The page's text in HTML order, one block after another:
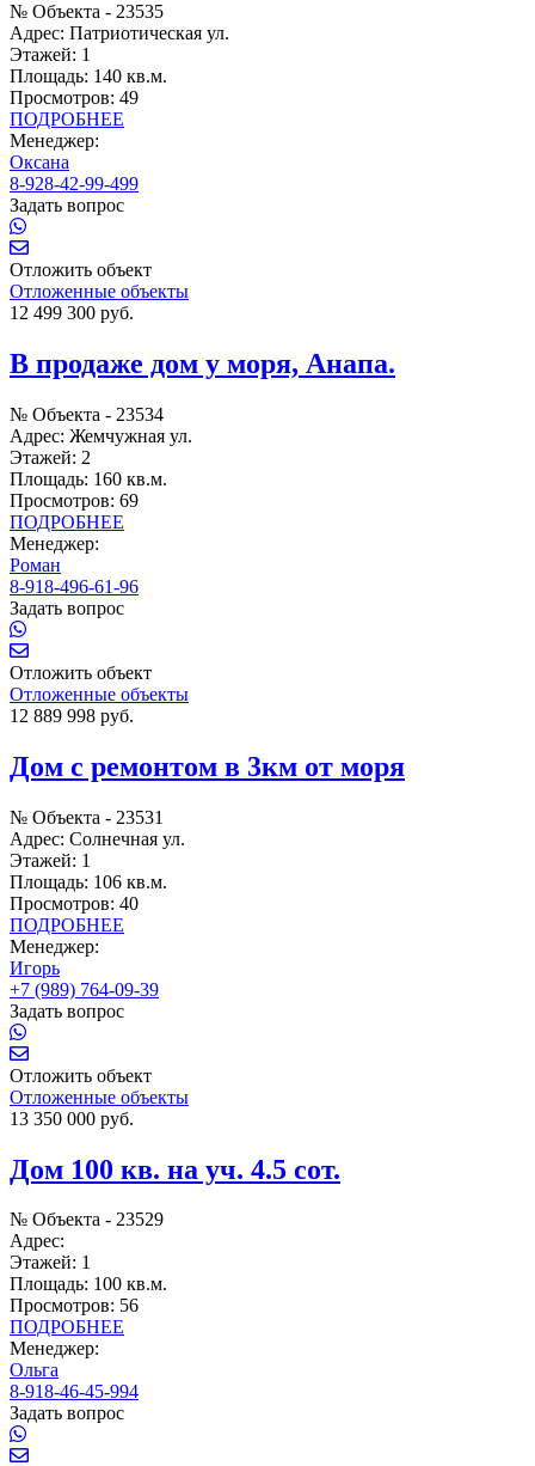
№ Объекта - 23535
Адрес: Патриотическая ул.
Этажей: 1
Площадь: 140 кв.м.
Просмотров: 49
ПОДРОБНЕЕ
Менеджер:
Оксана
8-928-42-99-499
Задать вопрос
Отложить объект
Отложенные объекты
12 499 300 руб.
В продаже дом у моря, Анапа.
№ Объекта - 23534
Адрес: Жемчужная ул.
Этажей: 2
Площадь: 160 кв.м.
Просмотров: 69
ПОДРОБНЕЕ
Менеджер:
Роман
8-918-496-61-96
Задать вопрос
Отложить объект
Отложенные объекты
12 889 998 руб.
Дом с ремонтом в 3км от моря
№ Объекта - 23531
Адрес: Солнечная ул.
Этажей: 1
Площадь: 106 кв.м.
Просмотров: 40
ПОДРОБНЕЕ
Менеджер:
Игорь
+7 (989) 764-09-39
Задать вопрос
Отложить объект
Отложенные объекты
13 350 000 руб.
Дом 100 кв. на уч. 4.5 сот.
№ Объекта - 23529
Адрес:
Этажей: 1
Площадь: 100 кв.м.
Просмотров: 56
ПОДРОБНЕЕ
Менеджер:
Ольга
8-918-46-45-994
Задать вопрос